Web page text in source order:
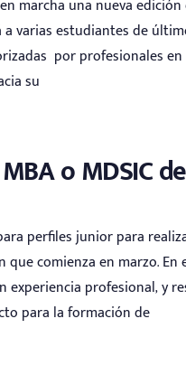
marcha una nueva edición
varias estudiantes de
por profesionales
su
o MDSIC
perfiles junior para
que comienza en marzo. En
experiencia profesional, y
para la formación de